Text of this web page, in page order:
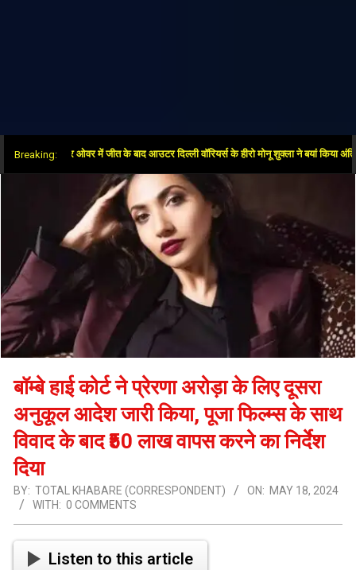
Breaking:
दिया”: सुपर ओवर में जीत के बाद आउटर दिल्ली वॉरियर्स के हीरो मोनू शुक्ला ने बयां किया अंतिम गेंदों
बॉम्बे हाई कोर्ट ने प्रेरणा अरोड़ा के लिए दूसरा
अनुकूल आदेश जारी किया, पूजा फिल्म्स के साथ
विवाद के बाद ₹50 लाख वापस करने का निर्देश
दिया
BY: TOTAL KHABARE (CORRESPONDENT) ON: MAY 18, 2024
WITH: 0 COMMENTS
Listen to this article